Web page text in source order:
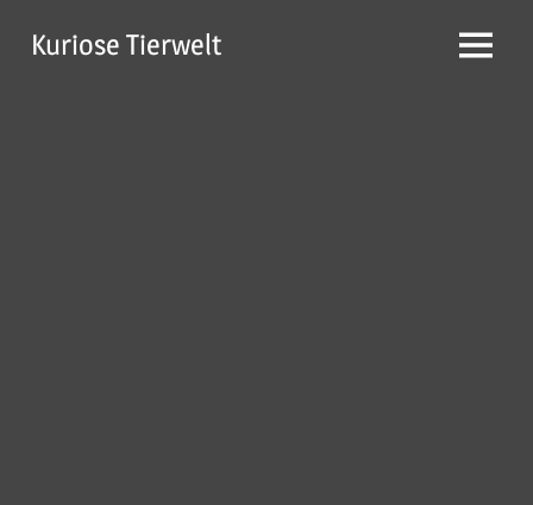
InhaltKuriose Tierwelt Menü